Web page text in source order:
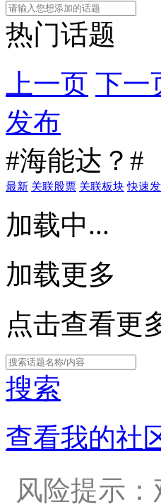
热门话题
上一页 下一
发布
#海能达？#
最新 关联股票 关联板块 快速
加载中...
加载更多
点击查看更
搜索
查看我的社
风险提示